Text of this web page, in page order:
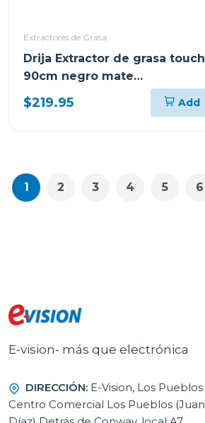
Extractores de Grasa
Drija Extractor de grasa touch
90cm negro mate
prismatouch90
$219.95 Add
1 2 3 4 5 6
E-vision- más que electrónica
DIRECCIÓN: E-Vision, Los Pueblos
Centro Comercial Los Pueblos (Juan